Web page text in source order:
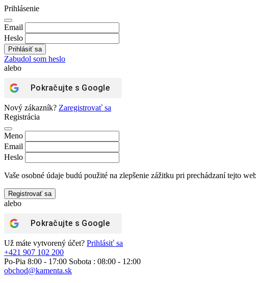
Prihlásenie
Email
Heslo
Zabudol som heslo
alebo
Pokračujte s Google
Nový zákazník? Zaregistrovať sa
Registrácia
Meno
Email
Heslo
Vaše osobné údaje budú použité na zlepšenie zážitku pri prechádzaní tejto
Registrovať sa
alebo
Pokračujte s Google
Už máte vytvorený účet? Prihlásiť sa
+421 907 102 200
Po-Pia 8:00 - 17:00 Sobota : 08:00 - 12:00
obchod@kamenta.sk